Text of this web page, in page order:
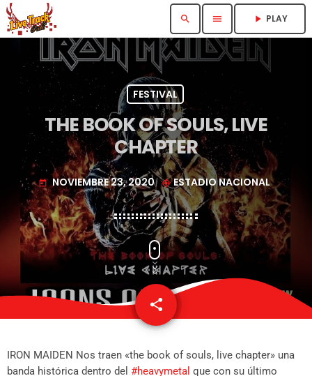
search menu play_arrow PLAY
FESTIVAL
THE BOOK OF SOULS, LIVE
CHAPTER
today NOVIEMBRE 23, 2020 my_location ESTADIO NACIONAL
share
email
IRON MAIDEN Nos traen «the book of souls, live chapter» una
banda histórica dentro del #heavymetal que con su último